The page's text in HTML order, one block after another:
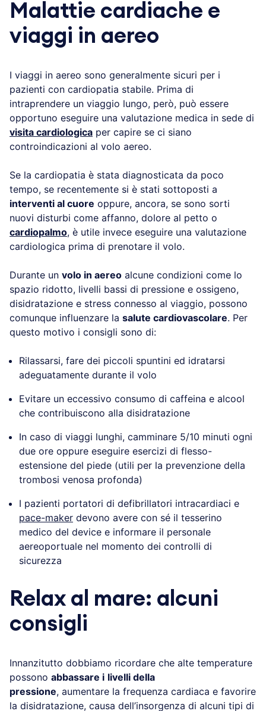
Malattie cardiache e
viaggi in aereo
I viaggi in aereo sono generalmente sicuri per i
pazienti con cardiopatia stabile. Prima di
intraprendere un viaggio lungo, però, può essere
opportuno eseguire una valutazione medica in sede di
visita cardiologica per capire se ci siano
controindicazioni al volo aereo.
Se la cardiopatia è stata diagnosticata da poco
tempo, se recentemente si è stati sottoposti a
interventi al cuore oppure, ancora, se sono sorti
nuovi disturbi come affanno, dolore al petto o
cardiopalmo, è utile invece eseguire una valutazione
cardiologica prima di prenotare il volo.
Durante un volo in aereo alcune condizioni come lo
spazio ridotto, livelli bassi di pressione e ossigeno,
disidratazione e stress connesso al viaggio, possono
comunque influenzare la salute cardiovascolare. Per
questo motivo i consigli sono di:
Rilassarsi, fare dei piccoli spuntini ed idratarsi
adeguatamente durante il volo
Evitare un eccessivo consumo di caffeina e alcool
che contribuiscono alla disidratazione
In caso di viaggi lunghi, camminare 5/10 minuti ogni
due ore oppure eseguire esercizi di flesso-
estensione del piede (utili per la prevenzione della
trombosi venosa profonda)
I pazienti portatori di defibrillatori intracardiaci e
pace-maker devono avere con sé il tesserino
medico del device e informare il personale
aereoportuale nel momento dei controlli di
sicurezza
Relax al mare: alcuni
consigli
Innanzitutto dobbiamo ricordare che alte temperature
possono abbassare i livelli della
pressione, aumentare la frequenza cardiaca e favorire
la disidratazione, causa dell’insorgenza di alcuni tipi di